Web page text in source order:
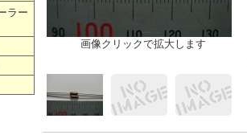
ラー
画像クリックで拡大します